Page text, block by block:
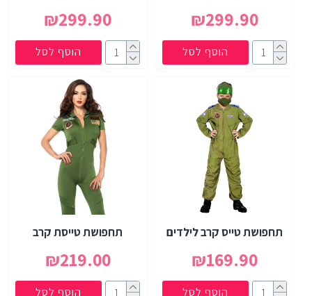
₪299.90
הוסף לסל
₪299.90
הוסף לסל
תחפושת טייס קרב לילדים
₪169.90
הוסף לסל
תחפושת טייסת קרב
₪219.00
הוסף לסל